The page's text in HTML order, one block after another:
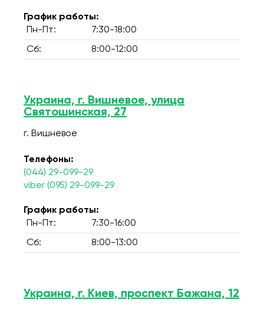
График работы:
Пн-Пт:
7:30-18:00
Сб: 8:00-12:00
Украина, г. Вишневое, улица
Святошинская, 27
г. Вишнёвое
Телефоны:
(044) 29-099-29
viber (095) 29-099-29
График работы:
Пн-Пт:
7:30-16:00
Сб: 8:00-13:00
Украина, г. Киев, проспект Бажана, 12